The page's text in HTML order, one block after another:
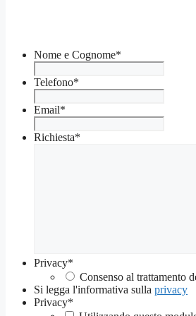
Nome e Cognome*
Telefono*
Email*
Richiesta*
Privacy*
Consenso al trattamento
Si legga l'informativa sulla privacy
Privacy*